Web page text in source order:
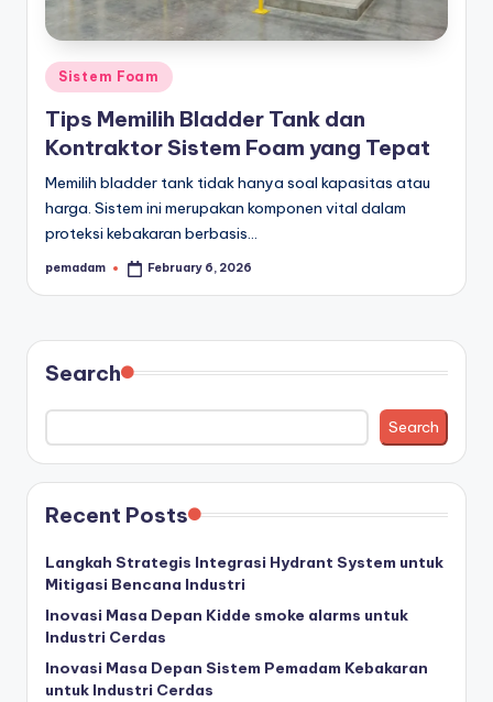
Posted
in
Sistem Foam
Tips Memilih Bladder Tank dan
Kontraktor Sistem Foam yang Tepat
Memilih bladder tank tidak hanya soal kapasitas atau
harga. Sistem ini merupakan komponen vital dalam
proteksi kebakaran berbasis…
Posted
pemadam February 6, 2026
Search
Search
Recent Posts
Langkah Strategis Integrasi Hydrant System untuk
Mitigasi Bencana Industri
Inovasi Masa Depan Kidde smoke alarms untuk
Industri Cerdas
Inovasi Masa Depan Sistem Pemadam Kebakaran
untuk Industri Cerdas